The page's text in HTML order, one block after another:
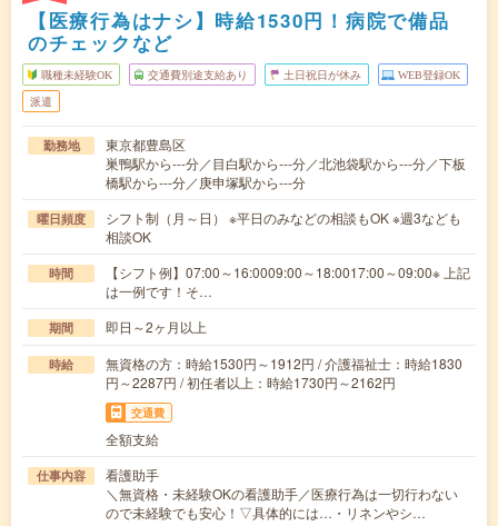
【医療行為はナシ】時給1530円！病院で備品
のチェックなど
職種未経験OK 交通費別途支給あり 土日祝日が休み WEB登録OK
派遣
勤務地
東京都豊島区
巣鴨駅から---分／目白駅から---分／北池袋駅から---分／下板
橋駅から---分／庚申塚駅から---分
曜日頻度
シフト制（月～日） ※平日のみなどの相談もOK ※週3なども
相談OK
時間
【シフト例】07:00～16:0009:00～18:0017:00～09:00※ 上記
は一例です！そ…
期間 即日～2ヶ月以上
時給
無資格の方：時給1530円～1912円 / 介護福祉士：時給1830
円～2287円 / 初任者以上：時給1730円～2162円
交通費
全額支給
仕事内容
看護助手
＼無資格・未経験OKの看護助手／医療行為は一切行わない
ので未経験でも安心！▽具体的には…・リネンやシ…